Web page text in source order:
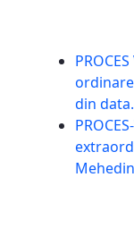
din